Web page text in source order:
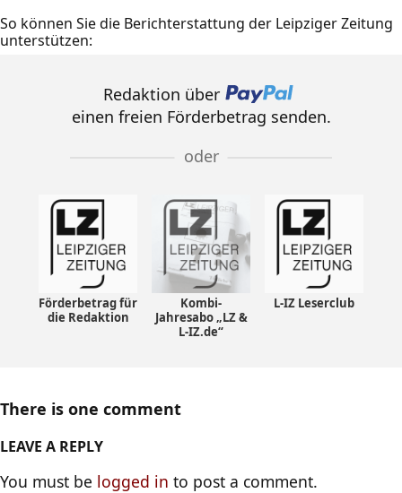
So können Sie die Berichterstattung der Leipziger Zeitung
unterstützen:
Redaktion über
einen freien Förderbetrag senden.
oder
Förderbetrag für
die Redaktion
Kombi-
Jahresabo „LZ &
L-IZ.de“
L-IZ Leserclub
There is one comment
LEAVE A REPLY
You must be logged in to post a comment.